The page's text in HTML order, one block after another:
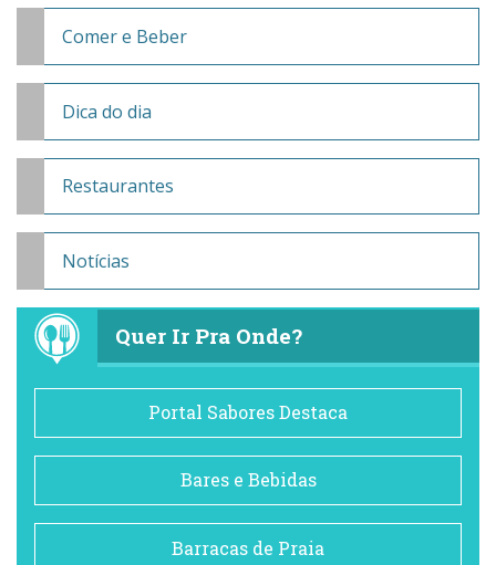
Comer e Beber
Dica do dia
Restaurantes
Notícias
Quer Ir Pra Onde?
Portal Sabores Destaca
Bares e Bebidas
Barracas de Praia